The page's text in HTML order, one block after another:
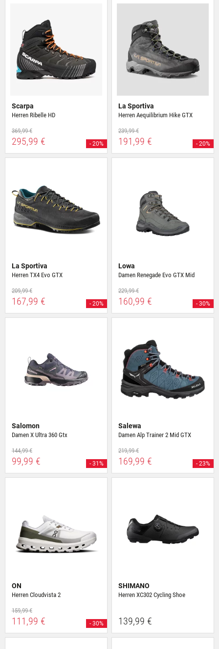
Scarpa
Herren Ribelle HD
369,99 €
295,99 € - 20%
La Sportiva
Herren Aequilibrium Hike GTX
239,99 €
191,99 € - 20%
La Sportiva
Herren TX4 Evo GTX
209,99 €
167,99 € - 20%
Lowa
Damen Renegade Evo GTX Mid
229,99 €
160,99 € - 30%
Salomon
Damen X Ultra 360 Gtx
144,99 €
99,99 € - 31%
Salewa
Damen Alp Trainer 2 Mid GTX
219,99 €
169,99 € - 23%
ON
Herren Cloudvista 2
159,99 €
111,99 € - 30%
SHIMANO
Herren XC302 Cycling Shoe
139,99 €